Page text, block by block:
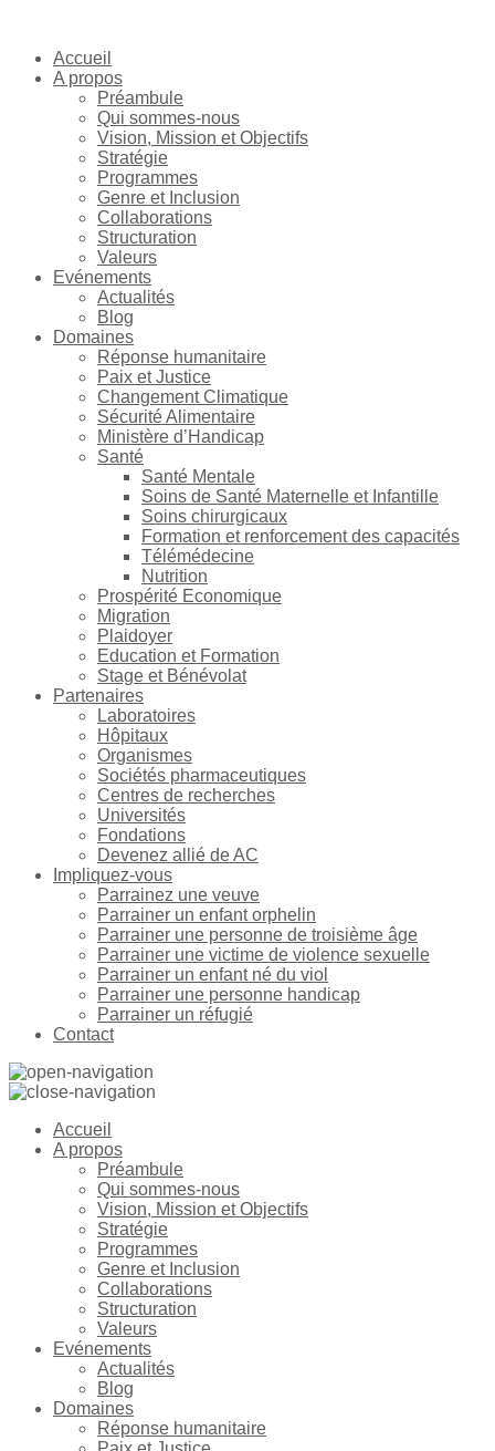
Accueil
A propos
Préambule
Qui sommes-nous
Vision, Mission et Objectifs
Stratégie
Programmes
Genre et Inclusion
Collaborations
Structuration
Valeurs
Evénements
Actualités
Blog
Domaines
Réponse humanitaire
Paix et Justice
Changement Climatique
Sécurité Alimentaire
Ministère d’Handicap
Santé
Santé Mentale
Soins de Santé Maternelle et Infantille
Soins chirurgicaux
Formation et renforcement des capacités
Télémédecine
Nutrition
Prospérité Economique
Migration
Plaidoyer
Education et Formation
Stage et Bénévolat
Partenaires
Laboratoires
Hôpitaux
Organismes
Sociétés pharmaceutiques
Centres de recherches
Universités
Fondations
Devenez allié de AC
Impliquez-vous
Parrainez une veuve
Parrainer un enfant orphelin
Parrainer une personne de troisième âge
Parrainer une victime de violence sexuelle
Parrainer un enfant né du viol
Parrainer une personne handicap
Parrainer un réfugié
Contact
Accueil
A propos
Préambule
Qui sommes-nous
Vision, Mission et Objectifs
Stratégie
Programmes
Genre et Inclusion
Collaborations
Structuration
Valeurs
Evénements
Actualités
Blog
Domaines
Réponse humanitaire